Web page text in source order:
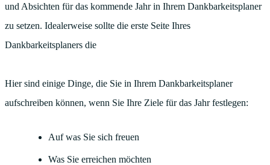
und Absichten für das kommende Jahr in Ihrem Dankbarkeitsplaner
zu setzen. Idealerweise sollte die erste Seite Ihres
Dankbarkeitsplaners die
Hier sind einige Dinge, die Sie in Ihrem Dankbarkeitsplaner
aufschreiben können, wenn Sie Ihre Ziele für das Jahr festlegen:
Auf was Sie sich freuen
Was Sie erreichen möchten